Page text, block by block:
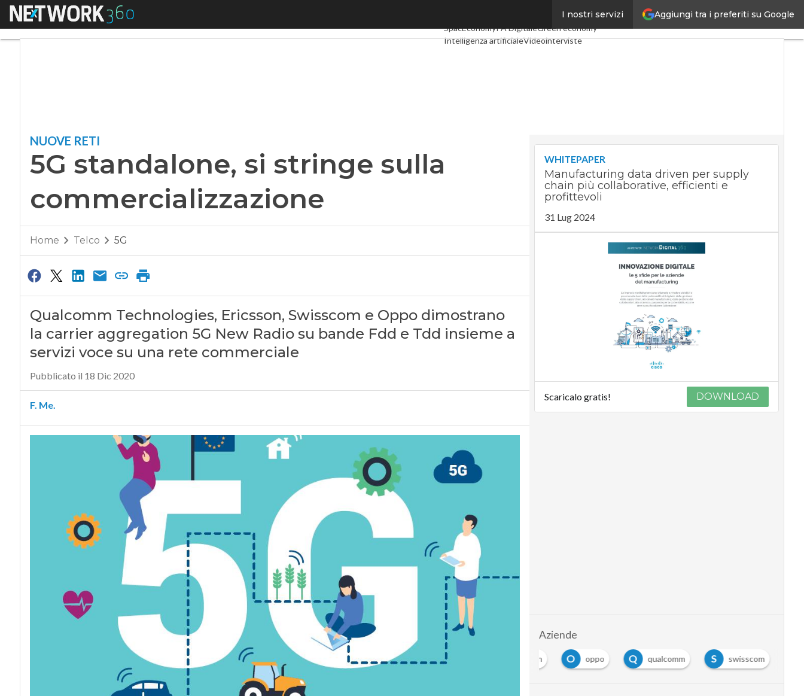
Aggiungi tra i preferiti su Google
I nostri servizi
Menu TelcoIndustria 4.0
SpacEconomyPA DigitaleGreen economy
Intelligenza artificialeVideointerviste
NUOVE RETI
5G standalone, si stringe sulla
commercializzazione
Home Telco 5G
Qualcomm Technologies, Ericsson, Swisscom e Oppo dimostrano
la carrier aggregation 5G New Radio su bande Fdd e Tdd insieme a
servizi voce su una rete commerciale
Pubblicato il 18 Dic 2020
F. Me.
WHITEPAPER
Manufacturing data driven per supply
chain più collaborative, efficienti e
profittevoli
31 Lug 2024
Scaricalo gratis! DOWNLOAD
Aziende
ericsson O oppo Q qualcomm S swisscom